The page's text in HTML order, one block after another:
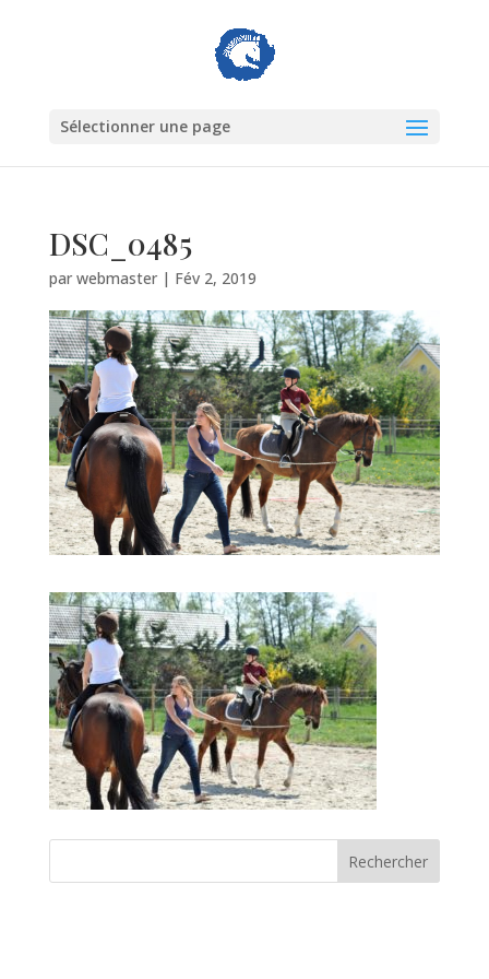
Sélectionner une page
DSC_0485
par webmaster| Fév 2, 2019